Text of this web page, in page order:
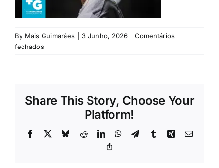
Rubricas
Jornal
By Mais Guimarães 3 Junho, 2026
Comentários
fechadosem
Share This Story, Choose Your
Platform!
Facebook BlueskyRedditLinkedInWhatsApp
TelegramTumblrXing Email